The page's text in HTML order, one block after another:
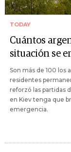
TODAY
Cuántos
situación se
Son más de 100 los
residentes
reforzó las partidas
en Kiev tenga que
emergencia.